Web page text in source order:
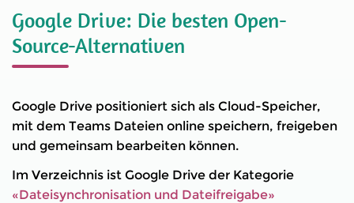
Google Drive: Die besten Open-
Source-Alternativen
Google Drive positioniert sich als Cloud-Speicher,
mit dem Teams Dateien online speichern, freigeben
und gemeinsam bearbeiten können.
Im Verzeichnis ist Google Drive der Kategorie
«Dateisynchronisation und Dateifreigabe»